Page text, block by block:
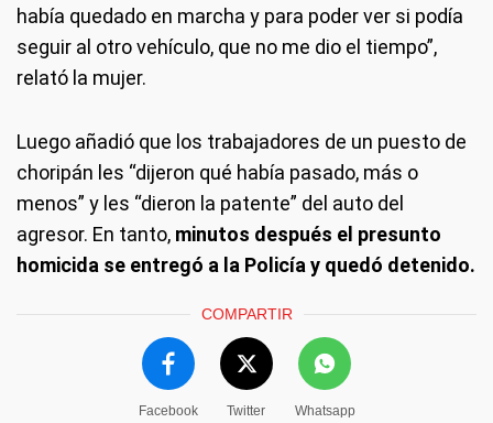
había quedado en marcha y para poder ver si podía
seguir al otro vehículo, que no me dio el tiempo”,
relató la mujer.
Luego añadió que los trabajadores de un puesto de
choripán les “dijeron qué había pasado, más o
menos” y les “dieron la patente” del auto del
agresor. En tanto, minutos después el presunto
homicida se entregó a la Policía y quedó detenido.
COMPARTIR
Facebook Twitter Whatsapp